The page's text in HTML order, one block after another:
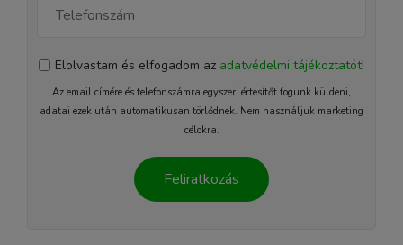
Elolvastam és elfogadom az adatvédelmi tájékoztatót!
Az email címére és telefonszámra egyszeri értesítőt fogunk küldeni,
adatai ezek után automatikusan törlődnek. Nem használjuk marketing
célokra.
Feliratkozás